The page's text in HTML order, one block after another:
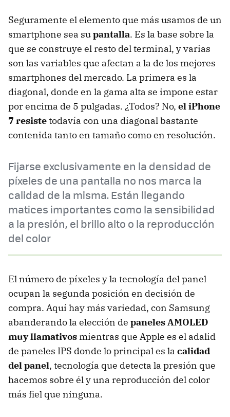
Seguramente el elemento que más usamos de un
smartphone sea supantalla. Es la base sobre la
que se construye el resto del terminal, y varias
son las variables que afectan a la de los mejores
smartphones del mercado. La primera es la
diagonal, donde en la gama alta se impone estar
por encima de 5 pulgadas. ¿Todos? No, el iPhone
7 resistetodavía con una diagonal bastante
contenida tanto en tamaño como en resolución.
Fijarse exclusivamente en la densidad de
píxeles de una pantalla no nos marca la
calidad de la misma. Están llegando
matices importantes como la sensibilidad
a la presión, el brillo alto o la reproducción
del color
El número de píxeles y la tecnología del panel
ocupan la segunda posición en decisión de
compra. Aquí hay más variedad, con Samsung
abanderando la elección de paneles AMOLED
muy llamativos mientras que Apple es el adalid
de paneles IPS donde lo principal es la calidad
del panel, tecnología que detecta la presión que
hacemos sobre él y una reproducción del color
más fiel que ninguna.